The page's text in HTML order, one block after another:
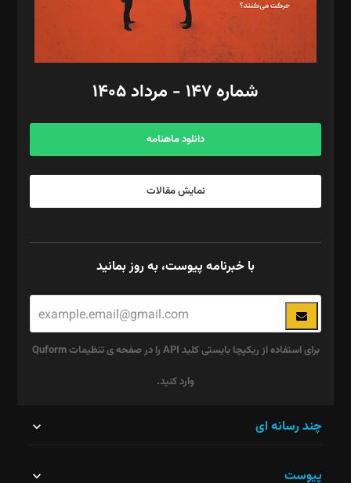
گرافیک و صفحه‌آرایی: سید‌سبحان‌علی ثابت
مد‌یر توسعه تجاری: کامبیز برید‌
امور مالی: شاپور رهبری، محمد‌ کاظمی‌نیا
آگهی و مشترکین: ۰۹۱۹۹۹۹۰۴۵۴
شماره ۱۴۷ - مرداد ۱۴۰۵
دانلود ماهنامه
نمایش مقالات
با خبرنامه پیوست، به روز بمانید
برای استفاده از ریکپچا بایستی کلید API را در صفحه ی تنظیمات Quform
وارد کنید.
نباید
چند رسانه ای
پیوست